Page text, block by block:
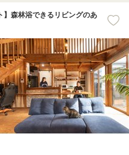
】森林浴できるリビングのあ